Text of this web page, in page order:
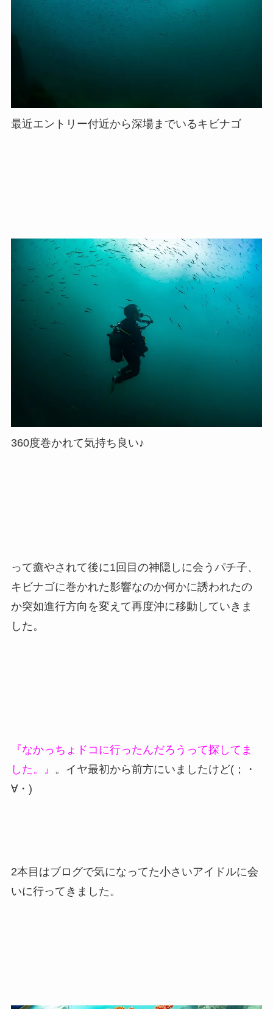
最近エントリー付近から深場までいるキビナゴ
360度巻かれて気持ち良い♪
って癒やされて後に1回目の神隠しに会うパチ子、
キビナゴに巻かれた影響なのか何かに誘われたの
か突如進行方向を変えて再度沖に移動していきま
した。
『なかっちょドコに行ったんだろうって探してま
した。』
。イヤ最初から前方にいましたけど(；・
∀・)
2本目はブログで気になってた小さいアイドルに会
いに行ってきました。